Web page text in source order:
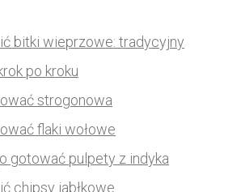
bitki wieprzowe: tradycyjny
po kroku
strogonowa
flaki wołowe
gotować pulpety z indyka
chipsy jabłkowe